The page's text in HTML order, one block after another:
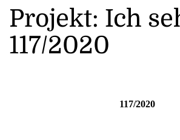
Projekt: Ich
117/2020
117/2020